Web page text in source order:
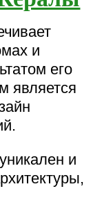
и
его
является
и